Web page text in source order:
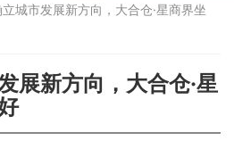
城市发展新方向，大合仓·星商界坐
展新方向，大合仓·星